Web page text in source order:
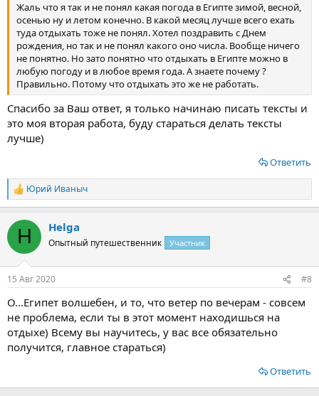
Жаль что я так и не понял какая погода в Египте зимой, весной,
осенью ну и летом конечно. В какой месяц лучше всего ехать
туда отдыхать тоже не понял. Хотел поздравить с Днем
рождения, но так и не понял какого оно числа. Вообще ничего
не понятно. Но зато понятно что отдыхать в Египте можно в
любую погоду и в любое время года. А знаете почему ?
Правильно. Потому что отдыхать это же не работать.
Спасибо за Ваш ответ, я только начинаю писать тексты и
это моя вторая работа, буду стараться делать тексты
лучше)
Ответить
Р
е
к
и
Юрий Иваныч
H Helga
Опытный путешественник Участник
15 Авг 2020 #8
О...Египет волшебен, и то, что ветер по вечерам - совсем
не проблема, если ты в этот момент находишься на
отдыхе) Всему вы научитесь, у вас все обязательно
получится, главное стараться)
Ответить